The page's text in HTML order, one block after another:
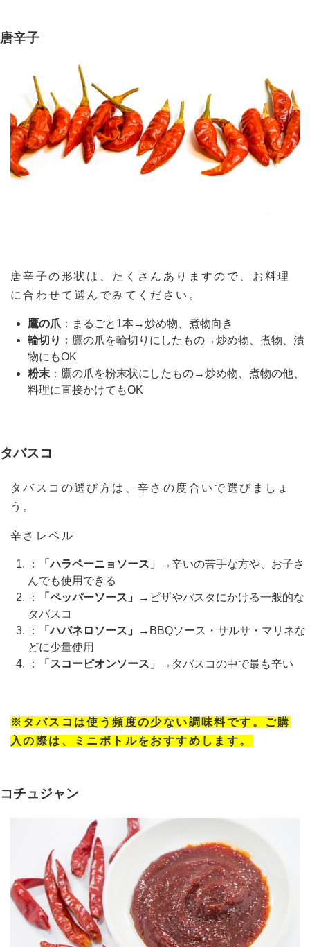
唐辛子
唐辛子の形状は、たくさんありますので、お料理
に合わせて選んでみてください。
鷹の爪 ：まるごと1本→炒め物、煮物向き
輪切り ：鷹の爪を輪切りにしたもの→炒め物、煮物、漬
物にもOK
粉末 ：鷹の爪を粉末状にしたもの→炒め物、煮物の他、
料理に直接かけてもOK
タバスコ
タバスコの選び方は、辛さの度合いで選びましょ
う。
辛さレベル
： 「ハラペーニョソース」
→辛いの苦手な方や、お子さ
んでも使用できる
：
「ペッパーソース」
→ピザやパスタにかける一般的な
タバスコ
：
「ハバネロソース」
→BBQソース・サルサ・マリネな
どに少量使用
：
「スコーピオンソース」 →タバスコの中で最も辛い
※タバスコは使う頻度の少ない調味料です。ご購
入の際は、ミニボトルをおすすめします。
コチュジャン